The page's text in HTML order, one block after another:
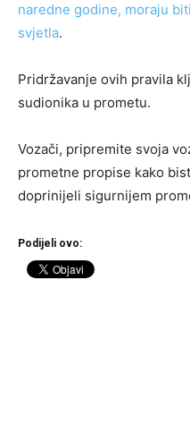
naredne godine, moraju
svjetla.
Pridržavanje ovih pravila
sudionika u prometu.
Vozači, pripremite svoja
prometne propise kako
doprinijeli sigurnijem
Podijeli ovo: